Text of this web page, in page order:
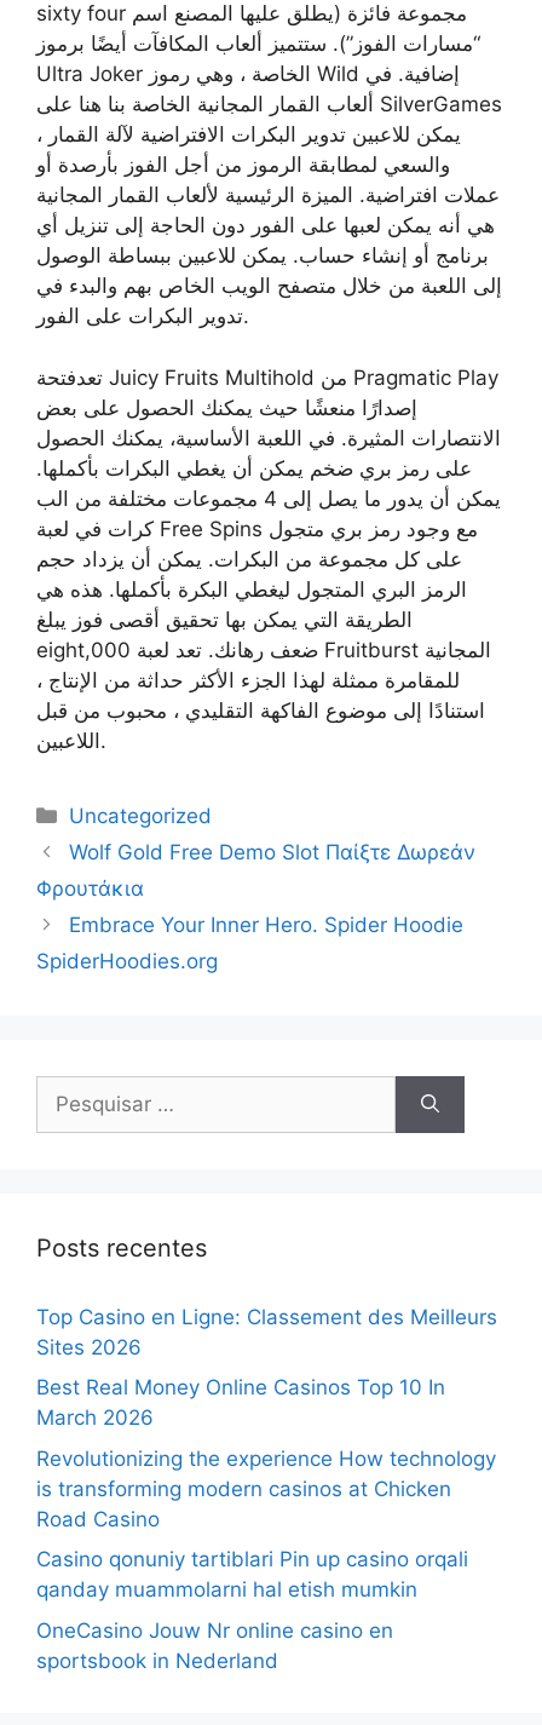
sixty four مجموعة فائزة (يطلق عليها المصنع اسم
“مسارات الفوز”). ستتميز ألعاب المكافآت أيضًا برموز
Ultra Joker الخاصة ، وهي رموز Wild إضافية. في
ألعاب القمار المجانية الخاصة بنا هنا على SilverGames
، يمكن للاعبين تدوير البكرات الافتراضية لآلة القمار
والسعي لمطابقة الرموز من أجل الفوز بأرصدة أو
عملات افتراضية. الميزة الرئيسية لألعاب القمار المجانية
هي أنه يمكن لعبها على الفور دون الحاجة إلى تنزيل أي
برنامج أو إنشاء حساب. يمكن للاعبين ببساطة الوصول
إلى اللعبة من خلال متصفح الويب الخاص بهم والبدء في
تدوير البكرات على الفور.
تعدفتحة Juicy Fruits Multihold من Pragmatic Play
إصدارًا منعشًا حيث يمكنك الحصول على بعض
الانتصارات المثيرة. في اللعبة الأساسية، يمكنك الحصول
على رمز بري ضخم يمكن أن يغطي البكرات بأكملها.
يمكن أن يدور ما يصل إلى 4 مجموعات مختلفة من الب
كرات في لعبة Free Spins مع وجود رمز بري متجول
على كل مجموعة من البكرات. يمكن أن يزداد حجم
الرمز البري المتجول ليغطي البكرة بأكملها. هذه هي
الطريقة التي يمكن بها تحقيق أقصى فوز يبلغ
eight,000 ضعف رهانك. تعد لعبة Fruitburst المجانية
للمقامرة ممثلة لهذا الجزء الأكثر حداثة من الإنتاج ،
استنادًا إلى موضوع الفاكهة التقليدي ، محبوب من قبل
اللاعبين.
Uncategorized
Wolf Gold Free Demo Slot Παίξτε Δωρεάν
Φρουτάκια
Embrace Your Inner Hero. Spider Hoodie
SpiderHoodies.org
Posts recentes
Top Casino en Ligne: Classement des Meilleurs
Sites 2026
Best Real Money Online Casinos Top 10 In
March 2026
Revolutionizing the experience How technology
is transforming modern casinos at Chicken
Road Casino
Casino qonuniy tartiblari Pin up casino orqali
qanday muammolarni hal etish mumkin
OneCasino Jouw Nr online casino en
sportsbook in Nederland